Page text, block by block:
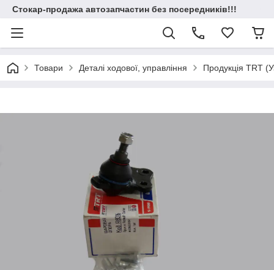
Стокар-продажа автозапчастин без посередників!!!
Товари Деталі ходової, управління Продукція TRT